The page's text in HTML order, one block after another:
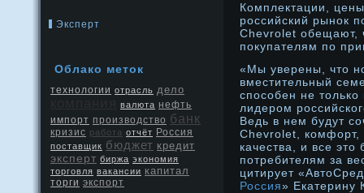
Эксперт
Облако меток
технологии отрасль дело
валюта нефть
импорт производство банк
кризис работа отчёт Россия
поставщик бюджет кредит
эксперт биржа экономия
торговля вакансии капитал
торги экспорт
Комплектации,
российский рынок
Chevrolet обещают,
покупателям по
«Мы уверены, что
вместительный
способен не только
лидером
Ведь в нем будут
Chevrolet, комфорт,
качества, и все
потребителям за
цитирует
Россия» Екатерину